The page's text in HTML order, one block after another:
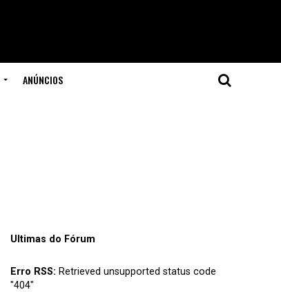
ANÚNCIOS
Ultimas do Fórum
Erro RSS: Retrieved unsupported status code
"404"